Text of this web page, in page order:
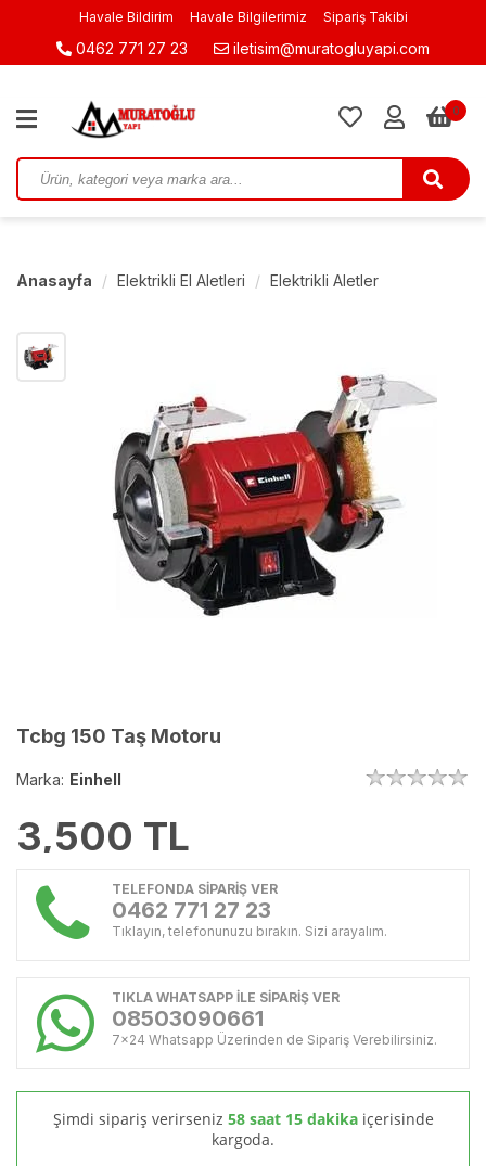
Havale Bildirim Havale Bilgilerimiz Sipariş Takibi
0462 771 27 23 iletisim@muratogluyapi.com
0
Anasayfa Elektrikli El Aletleri Elektrikli Aletler
Tcbg 150 Taş Motoru
Marka: Einhell
3,500 TL
TELEFONDA SİPARİŞ VER
0462 771 27 23
Tıklayın, telefonunuzu bırakın. Sizi arayalım.
TIKLA WHATSAPP İLE SİPARİŞ VER
08503090661
7x24 Whatsapp Üzerinden de Sipariş Verebilirsiniz.
Şimdi sipariş verirseniz 58 saat 15 dakika içerisinde
kargoda.